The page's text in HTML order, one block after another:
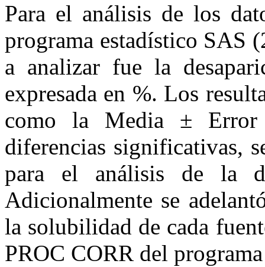
Para el análisis de los
programa estadístico SAS
a analizar fue la
expresada en %. Los
como la Media ± Error
diferencias significativas,
para el análisis de la
Adicionalmente se
la solubilidad de cada
PROC CORR del